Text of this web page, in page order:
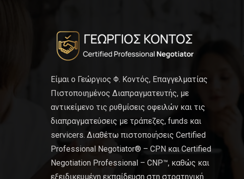
Είμαι ο Γεώργιος Φ. Κοντός, Επαγγελματίας
Πιστοποιημένος Διαπραγματευτής, με
αντικείμενο τις ρυθμίσεις οφειλών και τις
διαπραγματεύσεις με τράπεζες, funds και
servicers. Διαθέτω πιστοποιήσεις Certified
Professional Negotiator® – CPN και Certified
Negotiation Professional – CNP™, καθώς και
εξειδικευμένη εκπαίδευση στη στρατηγική